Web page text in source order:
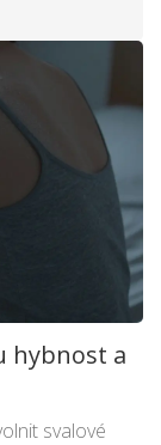
hybnost a
svalové